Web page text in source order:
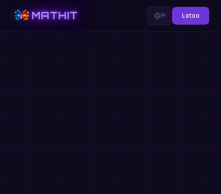
MATHIT FI Lataa